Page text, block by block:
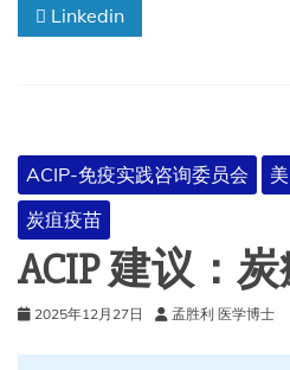
Linkedin
ACIP-免疫实践咨询委员会
炭疽疫苗
ACIP 建议：
2025年12月27日 孟胜利 医学博士